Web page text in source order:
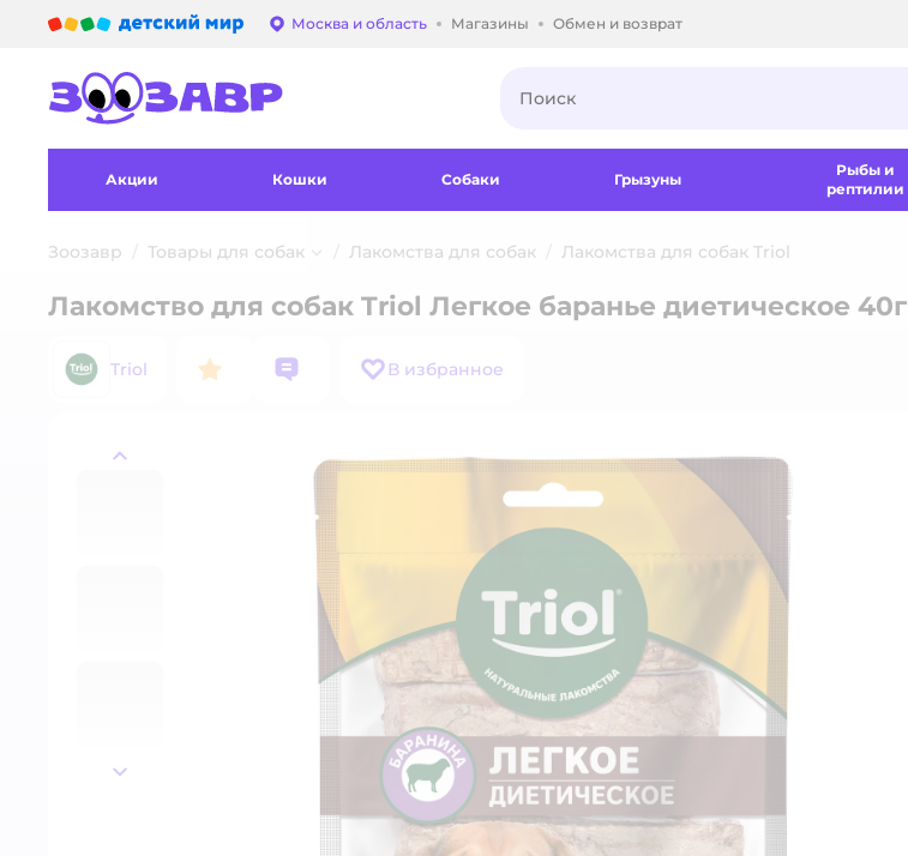
Выбор адреса доставки.
Москва и область Магазины Обмен и возврат
Акции Кошки Собаки Грызуны
Рыбы и
рептилии
Зоозавр Товары для собак Лакомства для собак Лакомства для собак Triol
назад
далее
Лакомство для собак Triol Легкое баранье диетическое 40г
Triol В избранное